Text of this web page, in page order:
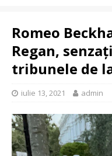
Romeo
Regan,
tribunele de
iulie 13, 2021 admin